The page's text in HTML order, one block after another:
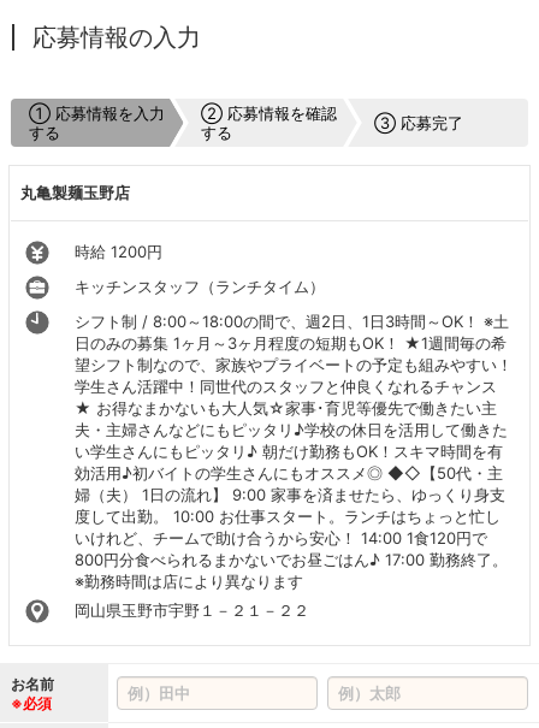
応募情報の入力
① 応募情報を入力
する
② 応募情報を確認
する
③ 応募完了
丸亀製麺玉野店
時給 1200円
キッチンスタッフ（ランチタイム）
シフト制 / 8:00～18:00の間で、週2日、1日3時間～OK！ ※土
日のみの募集 1ヶ月～3ヶ月程度の短期もOK！ ★1週間毎の希
望シフト制なので、家族やプライベートの予定も組みやすい！
学生さん活躍中！同世代のスタッフと仲良くなれるチャンス
★ お得なまかないも大人気☆家事･育児等優先で働きたい主
夫・主婦さんなどにもピッタリ♪学校の休日を活用して働きた
い学生さんにもピッタリ♪ 朝だけ勤務もOK！スキマ時間を有
効活用♪初バイトの学生さんにもオススメ◎ ◆◇【50代・主
婦（夫） 1日の流れ】 9:00 家事を済ませたら、ゆっくり身支
度して出勤。 10:00 お仕事スタート。ランチはちょっと忙し
いけれど、チームで助け合うから安心！ 14:00 1食120円で
800円分食べられるまかないでお昼ごはん♪ 17:00 勤務終了。
※勤務時間は店により異なります
岡山県玉野市宇野１－２１－２２
お名前
※必須